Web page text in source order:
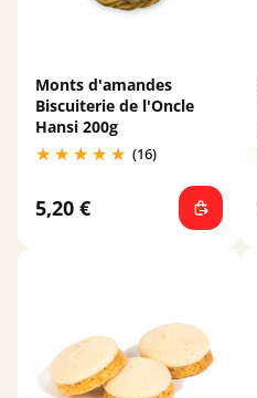
Monts d'amandes
Biscuiterie de l'Oncle
Hansi 200g
(16)
5,20 €